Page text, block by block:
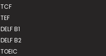
TCF
TEF
DELF B1
DELF B2
TOEIC